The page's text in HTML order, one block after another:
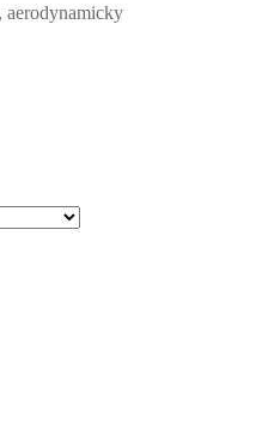
aerodynamicky